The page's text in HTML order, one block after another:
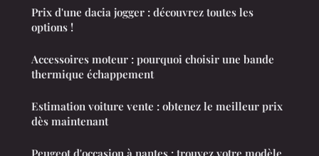
Prix d'une dacia jogger : découvrez toutes les
options !
Accessoires moteur : pourquoi choisir une bande
thermique échappement
Estimation voiture vente : obtenez le meilleur prix
dès maintenant
Peugeot d'occasion à nantes : trouvez votre modèle